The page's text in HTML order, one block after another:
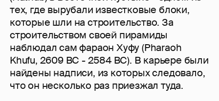
тех, где вырубали известковые блоки,
которые шли на строительство. За
строительством своей пирамиды
наблюдал сам фараон Хуфу (Pharaoh
Khufu, 2609 BC - 2584 BC). В карьере были
найдены надписи, из которых следовало,
что он несколько раз приезжал туда.